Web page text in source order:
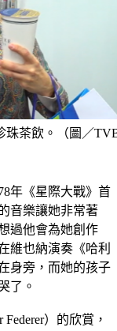
珠茶飲。（圖／
年《星際大戰》首
音樂讓她非常著
過他會為她創作
維也納演奏《哈利
身旁，而她的孩子
了。
）的欣賞，